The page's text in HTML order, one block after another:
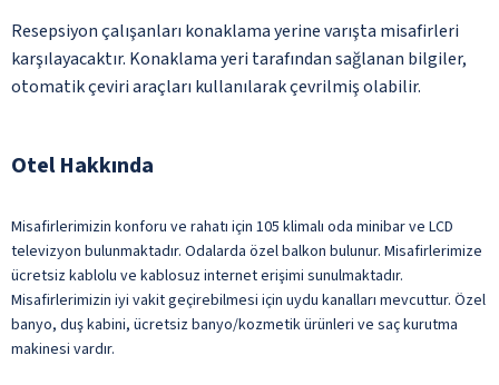
Resepsiyon çalışanları konaklama yerine varışta misafirleri
karşılayacaktır. Konaklama yeri tarafından sağlanan bilgiler,
otomatik çeviri araçları kullanılarak çevrilmiş olabilir.
Otel Hakkında
Misafirlerimizin konforu ve rahatı için 105 klimalı oda minibar ve LCD
televizyon bulunmaktadır. Odalarda özel balkon bulunur. Misafirlerimize
ücretsiz kablolu ve kablosuz internet erişimi sunulmaktadır.
Misafirlerimizin iyi vakit geçirebilmesi için uydu kanalları mevcuttur. Özel
banyo, duş kabini, ücretsiz banyo/kozmetik ürünleri ve saç kurutma
makinesi vardır.